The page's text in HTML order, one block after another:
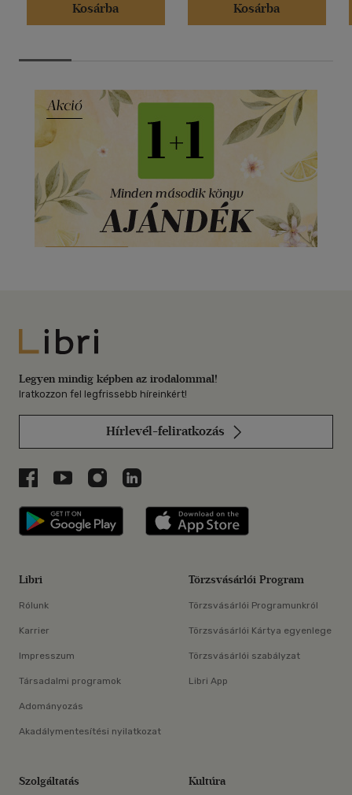
Kosárba
Kosárba
Libri
Legyen mindig képben az irodalommal!
Iratkozzon fel legfrissebb híreinkért!
Hírlevél-feliratkozás
Libri a Facebookon
Libri a Youtube-on
Libri az Instagramon
Libri a LinkedInen
Libri applikáció Szerezd meg: Google
Libri
Rólunk
Karrier
Impresszum
Társadalmi programok
Adományozás
Akadálymentesítési nyilatkozat
Törzsvásárlói Program
Törzsvásárlói Programunkról
Törzsvásárlói Kártya egyenlege
Törzsvásárlói szabályzat
Libri App
Szolgáltatás Kultúra